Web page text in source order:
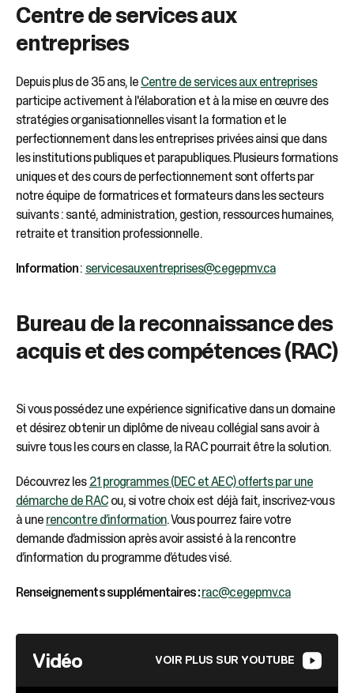
Centre de services aux
entreprises
Depuis plus de 35 ans, leCentre de services aux entreprises
participe activement à l'élaboration et à la mise en œuvre des
stratégies organisationnelles visant la formation et le
perfectionnement dans les entreprises privées ainsi que dans
les institutions publiques et parapubliques. Plusieurs formations
uniques et des cours de perfectionnement sont offerts par
notre équipe de formatrices et formateurs dans les secteurs
suivants : santé, administration, gestion, ressources humaines,
retraite et transition professionnelle.
Information: servicesauxentreprises@cegepmv.ca
Bureau de la reconnaissance des
acquis et des compétences (RAC)
Si vous possédez une expérience significative dans un domaine
et désirez obtenir un diplôme de niveau collégial sans avoir à
suivre tous les cours en classe, la RAC pourrait être la solution.
Découvrez les21 programmes (DEC et AEC) offerts par une
démarche de RACou, si votre choix est déjà fait, inscrivez-vous
à unerencontre d’information. Vous pourrez faire votre
demande d’admission après avoir assisté à la rencontre
d’information du programme d’études visé.
Renseignements supplémentaires :rac@cegepmv.ca
Vidéo VOIR PLUS SUR YOUTUBE